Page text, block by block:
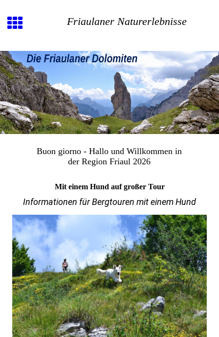
Friaulaner Naturerlebnisse
Buon giorno - Hallo und Willkommen in
der Region Friaul 2026
Mit einem Hund auf großer Tour
Informationen für Bergtouren mit einem Hund